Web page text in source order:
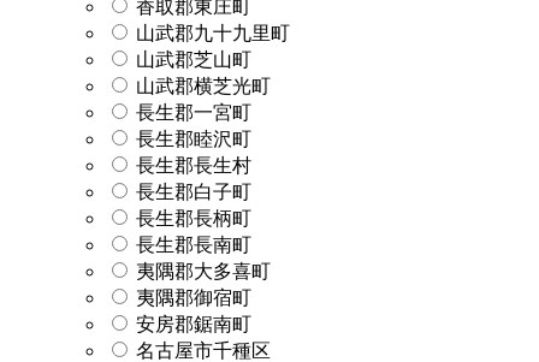
香取郡東庄町
山武郡九十九里町
山武郡芝山町
山武郡横芝光町
長生郡一宮町
長生郡睦沢町
長生郡長生村
長生郡白子町
長生郡長柄町
長生郡長南町
夷隅郡大多喜町
夷隅郡御宿町
安房郡鋸南町
名古屋市千種区